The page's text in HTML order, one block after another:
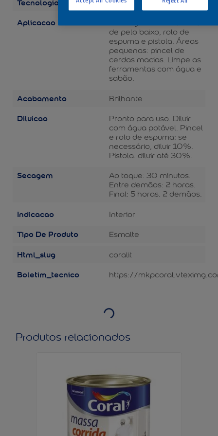
Balance
Aplicacao
de pelo baixo, rolo de
espuma e pistola. Áreas
pequenas: pincel de
cerdas macias. Limpe as
ferramentas com água e
sabão.
Acabamento Brilhante
Diluicao
Pronto para uso. Diluir
com água potável. Pincel
e rolo de espuma: se
necessário, diluir 10%.
Pistola: diluir até 30%.
Secagem
Ao toque: 30 minutos.
Entre demãos: 2 horas.
Final: 5 horas. 2 demãos.
Indicacao Interior
Tipo De Produto Esmalte
Html_slug coralit
Boletim_tecnico https://
Produtos relacionados